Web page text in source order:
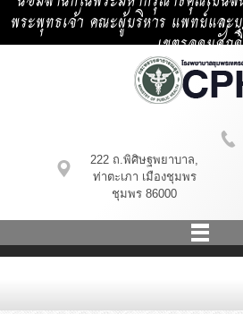
พระพุทธเจ้า คณะผู้บริหาร แพทย์และ
เขตรอุดมศักดิ์
222 ถ.พิศิษฐพยาบาล,
ท่าตะเภา เมืองชุมพร
ชุมพร 86000